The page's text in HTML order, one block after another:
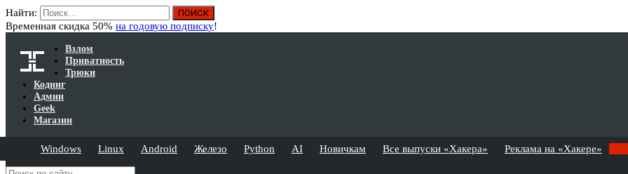
Найти:
Временная скидка 50% на годовую подписку!
Взлом
Приватность
Трюки
Кодинг
Админ
Geek
Магазин
Windows Linux Android Железо Python AI Новичкам Все выпуски «Хакера» Реклама на «Хакере»